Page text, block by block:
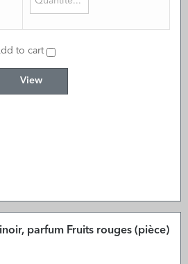
to cart
View
parfum Fruits rouges (pièce)